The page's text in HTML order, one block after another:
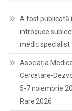
A fost publicată
introduce
medic specialist
Asociația
Cercetare-
5-7 noiembrie
Rare 2026